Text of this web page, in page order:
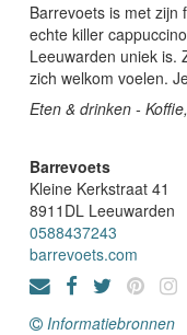
Barrevoets is met zijn
echte killer
Leeuwarden uniek is.
zich welkom voelen.
Eten & drinken -
Barrevoets
Kleine Kerkstraat 41
8911DL Leeuwarden
0588437243
barrevoets.com
Informatiebronnen